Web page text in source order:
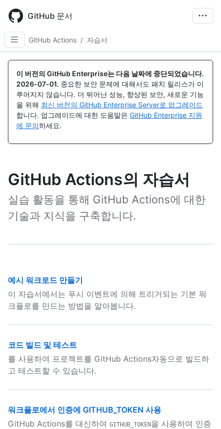
main
content
GitHub 문서
GitHub Actions / 자습서
이 버전의 GitHub Enterprise는 다음 날짜에 중단되었습니다.
2026-07-01. 중요한 보안 문제에 대해서도 패치 릴리스가 이
루어지지 않습니다. 더 뛰어난 성능, 향상된 보안, 새로운 기능
을 위해 최신 버전의 GitHub Enterprise Server로 업그레이드
합니다. 업그레이드에 대한 도움말은 GitHub Enterprise 지원
에 문의하세요.
GitHub Actions의 자습서
실습 활동을 통해 GitHub Actions에 대한
기술과 지식을 구축합니다.
예시 워크로드 만들기
이 자습서에서는 푸시 이벤트에 의해 트리거되는 기본 워
크플로를 만드는 방법을 알아봅니다.
코드 빌드 및 테스트
를 사용하여 프로젝트를 GitHub Actions자동으로 빌드하
고 테스트할 수 있습니다.
워크플로에서 인증에 GITHUB_TOKEN 사용
GitHub Actions를 대신하여 GITHUB_TOKEN을 사용하여 인증